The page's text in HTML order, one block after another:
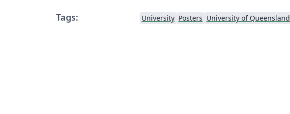
Tags:
University Posters University of Queensland